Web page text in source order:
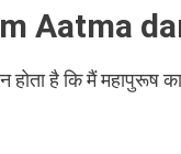
Aatma
है कि मैं महापुरूष